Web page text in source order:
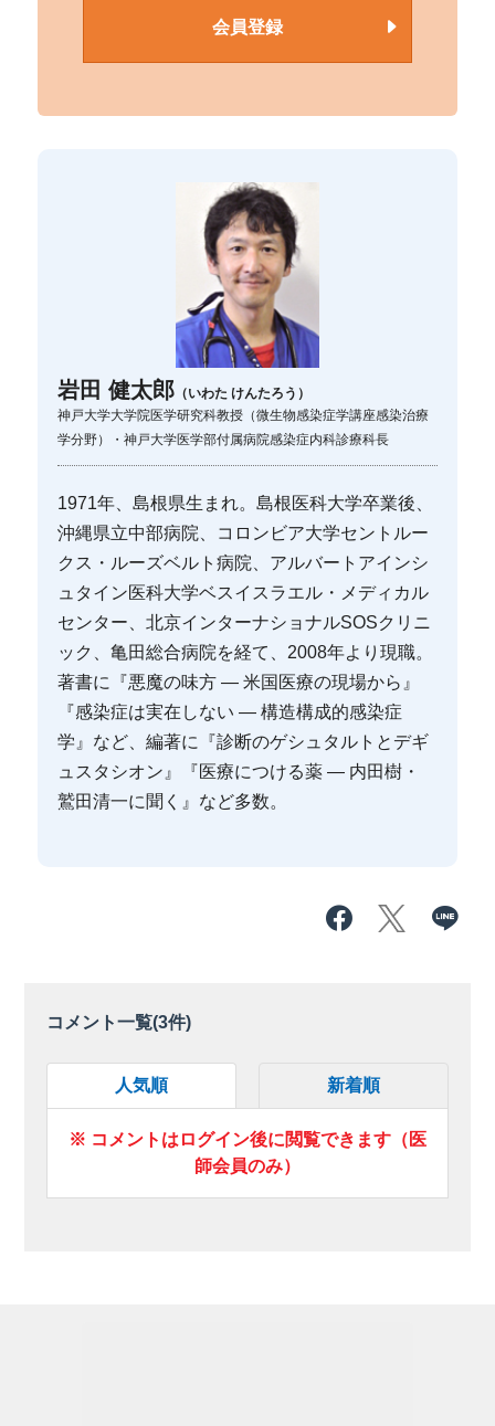
会員登録
岩田 健太郎 （いわた けんたろう）
神戸大学大学院医学研究科教授（微生物感染症学講座感染治療
学分野）・神戸大学医学部付属病院感染症内科診療科長
1971年、島根県生まれ。島根医科大学卒業後、
沖縄県立中部病院、コロンビア大学セントルー
クス・ルーズベルト病院、アルバートアインシ
ュタイン医科大学ベスイスラエル・メディカル
センター、北京インターナショナルSOSクリニ
ック、亀田総合病院を経て、2008年より現職。
著書に『悪魔の味方 — 米国医療の現場から』
『感染症は実在しない — 構造構成的感染症
学』など、編著に『診断のゲシュタルトとデギ
ュスタシオン』『医療につける薬 — 内田樹・
鷲田清一に聞く』など多数。
コメント一覧(3件)
人気順 新着順
※ コメントはログイン後に閲覧できます（医
師会員のみ）